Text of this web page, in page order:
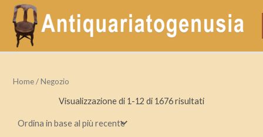
contenuto
Home/ Negozio
Visualizzazione di 1-12 di 1676 risultati
base
al
più